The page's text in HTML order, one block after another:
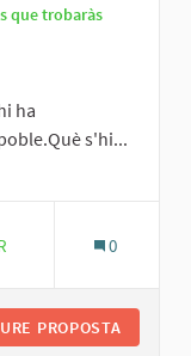
que trobaràs
ha
s'hi...
/ en planificació
0
PROPOSTA